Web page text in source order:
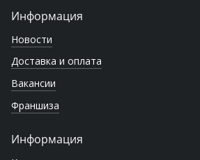
Информация
Новости
Доставка и оплата
Вакансии
Франшиза
Информация